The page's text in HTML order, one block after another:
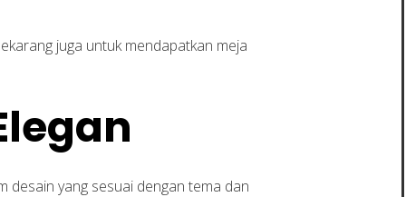
juga untuk mendapatkan meja
desain yang sesuai dengan tema dan